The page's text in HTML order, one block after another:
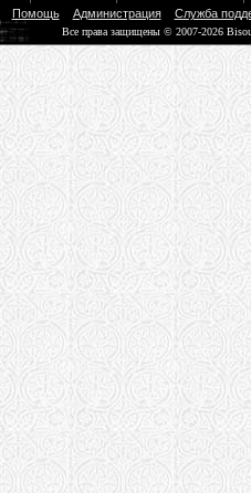
Помощь Администрация Служба
Все права защищены © 2007-2026